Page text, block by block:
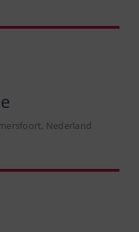
Nederland